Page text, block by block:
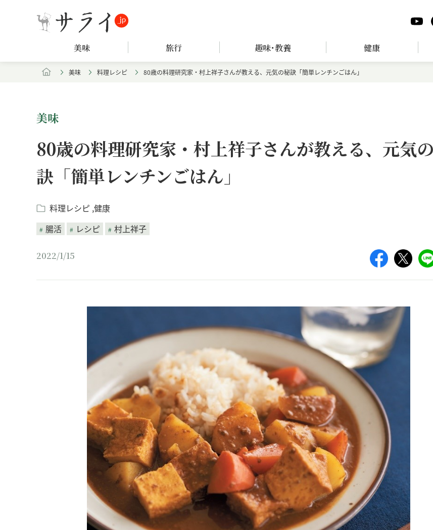
美味 旅行 趣味･教養 健康
美味 料理レシピ 80歳の料理研究家・村上祥子さんが教える、元気の秘訣「簡単レンチンごはん」
美味
80歳の料理研究家・村上祥子さんが教える、元気
訣「簡単レンチンごはん」
料理レシピ 健康
腸活
レシピ 村上祥子
2022/1/15